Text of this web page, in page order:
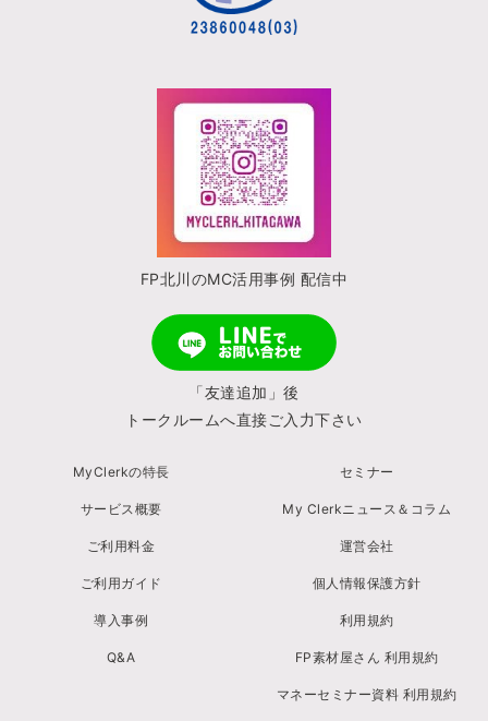
FP北川のMC活用事例 配信中
「友達追加」後
トークルームへ直接ご入力下さい
MyClerkの特長
サービス概要
ご利用料金
ご利用ガイド
導入事例
Q&A
セミナー
My Clerkニュース＆コラム
運営会社
個人情報保護方針
利用規約
FP素材屋さん 利用規約
マネーセミナー資料 利用規約